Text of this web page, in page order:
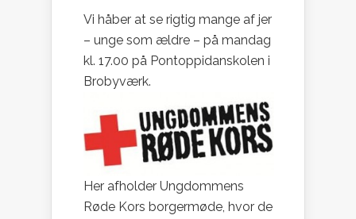
Vi håber at se rigtig mange af jer
– unge som ældre – på mandag
kl. 17.00 på Pontoppidanskolen i
Brobyværk.
Her afholder Ungdommens
Røde Kors borgermøde, hvor de